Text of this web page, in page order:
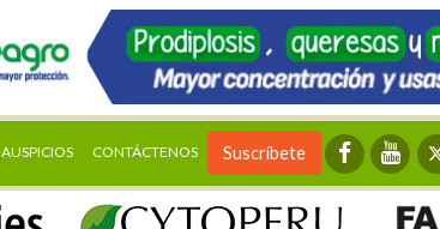
AUSPICIOS CONTÁCTENOS Suscríbete